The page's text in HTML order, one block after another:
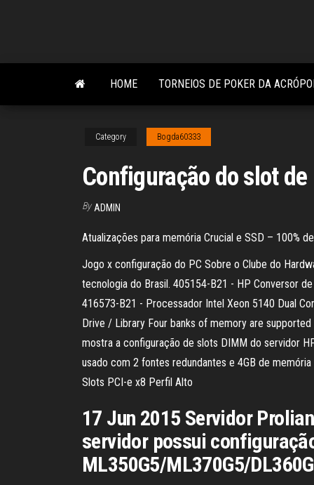
content
HOME
TORNEIOS DE POKER DA
Category Bogda60333
Configuração do slot
By ADMIN
Atualizações para memória Crucial e SSD – 100%
Jogo x configuração do PC Sobre o Clube do
tecnologia do Brasil. 405154-B21 - HP Conversor
416573-B21 - Processador Intel Xeon 5140 Dual
Drive / Library Four banks of memory are
mostra a configuração de slots DIMM do servidor
usado com 2 fontes redundantes e 4GB de memória
Slots PCI-e x8 Perfil Alto
17 Jun 2015 Servidor
servidor possui
ML350G5/ML370G5/